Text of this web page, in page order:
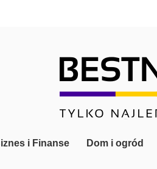
i Finanse Dom i ogród